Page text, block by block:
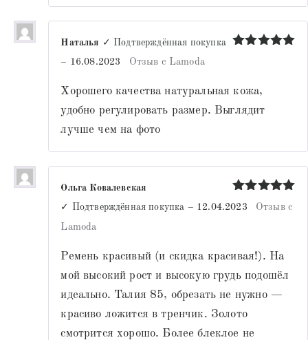
Наталья ✓ Подтверждённая покупка
– 16.08.2023 Отзыв с Lamoda
Хорошего качества натуральная кожа,
удобно регулировать размер. Выглядит
лучше чем на фото
Оценка
из 5
Ольга Ковалевская
✓ Подтверждённая покупка – 12.04.2023
Отзыв с
Lamoda
Ремень красивый (и скидка красивая!). На
мой высокий рост и высокую грудь подошёл
идеально. Талия 85, обрезать не нужно —
красиво ложится в тренчик. Золото
смотрится хорошо. Более блеклое не